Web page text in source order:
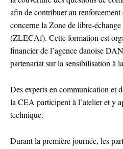
afin de contribuer au
concerne la Zone de libre-
(ZLECAf). Cette formation est
financier de l’agence danoise
partenariat sur la sensibilisation à
Des experts en communication et
la CEA participent à l’atelier et y
technique.
Durant la première journée, les